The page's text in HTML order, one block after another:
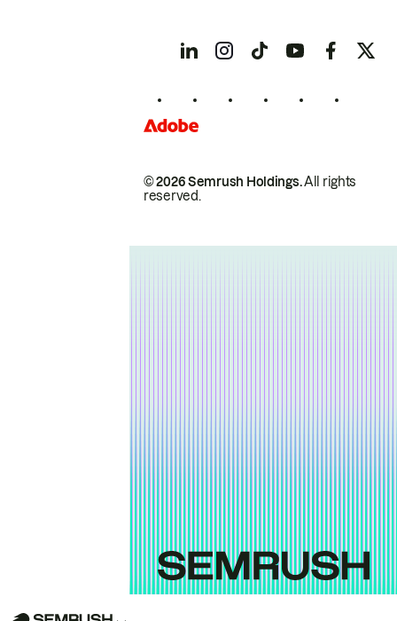
© 2026 Semrush Holdings.All rights
reserved.